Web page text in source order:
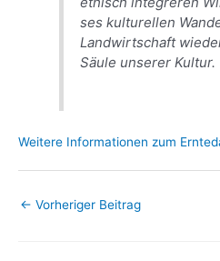
ses kulturellen
Land­wirtschaft
Säule un­serer Kultur.
Weitere Informationen zum
← Vorheriger Beitrag